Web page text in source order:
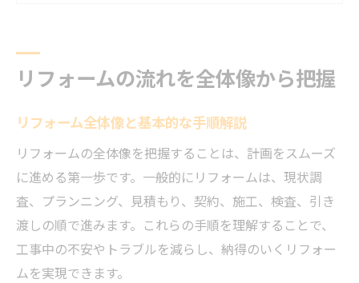
工事手順と進め方の失敗しにくい秘訣
壁と床、どちらを先に施工するべきか
現場でのリフォーム段取りと効率化の方法
リフォーム進行中によくあるトラブル事例
失敗しないためのリフォーム計画の立て方
500万円予算で実現できる改修範囲とは
リフォームで500万円の予算配分例を紹介
リフォームの流れを全体像から把握
リフォーム全体像と基本的な手順解説
リフォームの全体像を把握することは、計画をスムーズ
に進める第一歩です。一般的にリフォームは、現状調
査、プランニング、見積もり、契約、施工、検査、引き
渡しの順で進みます。これらの手順を理解することで、
工事中の不安やトラブルを減らし、納得のいくリフォー
ムを実現できます。